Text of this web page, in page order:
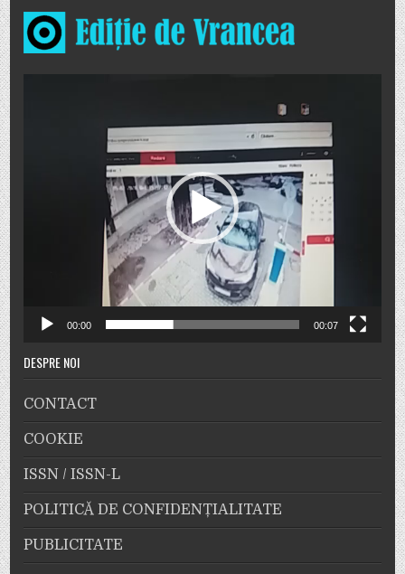
00:00 00:07
DESPRE NOI
CONTACT
COOKIE
ISSN / ISSN-L
POLITICĂ DE CONFIDENȚIALITATE
PUBLICITATE